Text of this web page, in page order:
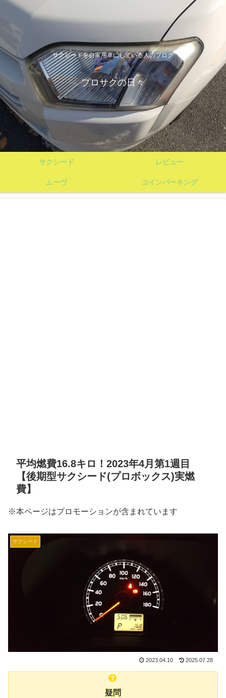
サクシードを自家用車にしている人のブログ
プロサクの日々
サクシード レビュー
ムーヴ コインパーキング
平均燃費16.8キロ！2023年4月第1週目
【後期型サクシード(プロボックス)実燃
費】
※本ページはプロモーションが含まれています
サクシード
2023.04.10 2025.07.28
疑問